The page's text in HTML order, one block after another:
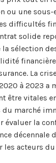
ou une
difficultés
solide
sélection
La
à 2023 a
être vitales
du marché
évaluer la
décennale
les acteurs du